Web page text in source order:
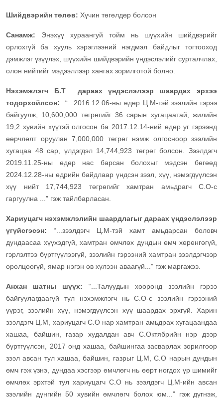
Шийдвэрийн төлөв: Хүчин төгөлдөр болсон
Санамж: Энэхүү хураангуй тойм нь шүүхийн шийдвэрийг
орлохгүй ба хууль хэрэглээний нэгдмэл байдлыг тогтооход
дэмжлэг үзүүлэх, шүүхийн шийдвэрийн үндэслэлийг сурталчлах,
олон нийтийг мэдээллээр хангах зорилготой болно.
Нэхэмжлэгч Б.Т
дараах үндэслэлээр шаардах эрхээ
тодорхойлсон:
“...2016.12.06-ны өдөр Ц.М-тэй зээлийн гэрээ
байгуулж, 10,600,000 төгрөгийг 36 сарын хугацаатай, жилийн
19,2 хувийн хүүтэй олгосон ба 2017.12.14-ний өдөр уг гэрээнд
өөрчлөлт оруулан 7,000,000 төгрөг нэмж олгосноор зээлийн
хугацаа 48 сар, үлдэгдэл 14,744,923 төгрөг болсон. Зээлдэгч
2019.11.25-ны өдөр нас барсан болохыг мэдсэн бөгөөд
2024.12.28-ны өдрийн байдлаар үндсэн зээл, хүү, нэмэгдүүлсэн
хүү нийт 17,744,923 төгрөгийг хамтран амьдрагч С.О-с
гаргуулна ...” гэж тайлбарласан.
Хариуцагч нэхэмжлэлийн шаардлагыг дараах үндэслэлээр
үгүйсгэсэн: “...зээлдэгч Ц.М-тэй хамт амьдарсан боловч
дундаасаа хүүхэдгүй, хамтран өмчлөх дундын өмч хөрөнгөгүй,
гэрлэлтээ бүртгүүлээгүй, зээлийн гэрээний хамтран зээлдэгчээр
оролцоогүй, ямар нэгэн өв хүлээн аваагүй...” гэж маргажээ.
Анхан шатны шүүх: “...Талуудын хооронд зээлийн гэрээ
байгуулагдаагүй тул нэхэмжлэгч нь С.О-с зээлийн гэрээний
үүрэг, зээлийн хүү, нэмэгдүүлсэн хүү шаардах эрхгүй. Харин
зээлдэгч Ц.М, хариуцагч С.О нар хамтран амьдрах хугацаандаа
хашаа, байшин, газар худалдан авч С.Октябрийн нэр дээр
бүртгүүлсэн, 2017 онд хашаа, байшингаа засварлах зорилгоор
зээл авсан тул хашаа, байшин, газрыг Ц.М, С.О нарын дундын
өмч гэж үзнэ, дундаа хэсгээр өмчлөгч нь өөрт ногдох үр шимийг
өмчлөх эрхтэй тул хариуцагч С.О нь зээлдэгч Ц.М-ийн авсан
зээлийн дүнгийн 50 хувийн өмчлөгч болох юм...” гэж дүгнэж,